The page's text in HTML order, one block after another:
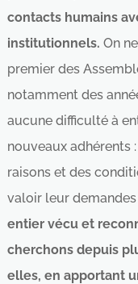
contacts humains
institutionnels. On
premier des
notamment des
aucune difficulté à
nouveaux adhérents
raisons et des
valoir leur
entier vécu et
cherchons depuis
elles, en apportant